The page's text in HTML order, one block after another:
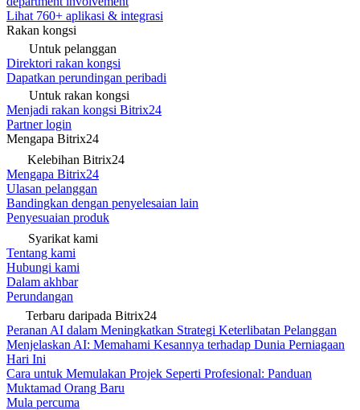
Lihat 760+ aplikasi & integrasi
Rakan kongsi
Untuk pelanggan
Direktori rakan kongsi
Dapatkan perundingan peribadi
Untuk rakan kongsi
Menjadi rakan kongsi Bitrix24
Partner login
Mengapa Bitrix24
Kelebihan Bitrix24
Mengapa Bitrix24
Ulasan pelanggan
Bandingkan dengan penyelesaian lain
Penyesuaian produk
Syarikat kami
Tentang kami
Hubungi kami
Dalam akhbar
Perundangan
Terbaru daripada Bitrix24
Peranan AI dalam Meningkatkan Strategi Keterlibatan Pelanggan
Menjelaskan AI: Memahami Kesannya terhadap Dunia Perniagaan
Hari Ini
Cara untuk Memulakan Projek Seperti Profesional: Panduan
Muktamad Orang Baru
Mula percuma